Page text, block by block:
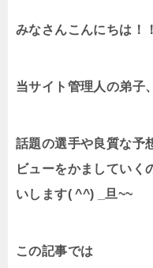
みなさんこんにちは！
当サイト管理人の弟子
話題の選手や良質な予
ビューをかましていく
いします( ^^) _旦~~
この記事では